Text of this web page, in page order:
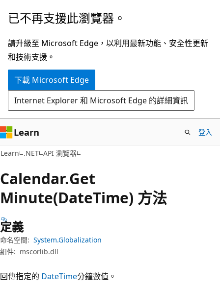
跳
主
要
內
跳
頁
面
內
覽
已不再支援此瀏覽器。
請升級至 Microsoft Edge，以利用最新功能、安全性更新
和技術支援。
下載 Microsoft Edge
Internet Explorer 和 Microsoft Edge 的詳細資訊
Learn 登入
Learn .NET API 瀏覽器
Calendar.Get
Minute(DateTime) 方法
定義
命名空間: System.Globalization
組件: mscorlib.dll
回傳指定的 DateTime分鐘數值。